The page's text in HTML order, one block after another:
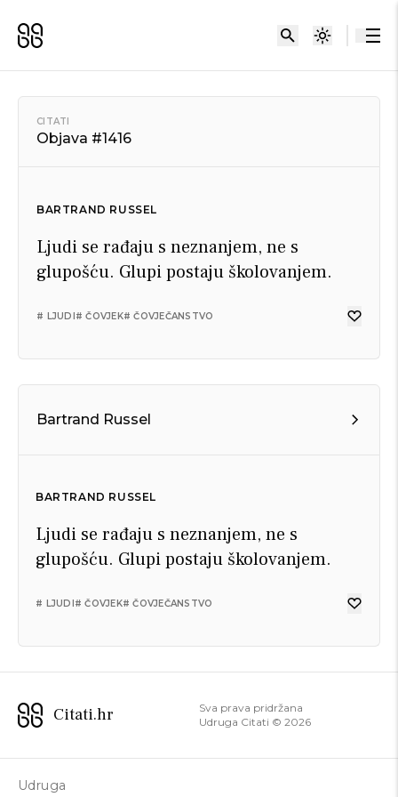
CITATI
Objava #1416
BARTRAND RUSSEL
Ljudi se rađaju s neznanjem, ne s
glupošću. Glupi postaju školovanjem.
# LJUDI# ČOVJEK# ČOVJEČANSTVO
Bartrand Russel
BARTRAND RUSSEL
Ljudi se rađaju s neznanjem, ne s
glupošću. Glupi postaju školovanjem.
# LJUDI# ČOVJEK# ČOVJEČANSTVO
Citati.hr
Sva prava pridržana
Udruga Citati © 2026
Udruga